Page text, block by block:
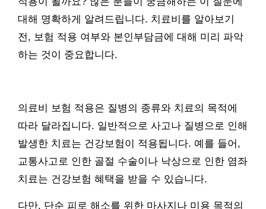
대해 명확하게 알려드립니다. 치료비를 알아보기
전, 보험 적용 여부와 본인부담금에 대해 미리 파악
하는 것이 중요합니다.
의료비 보험 적용은 질병의 종류와 치료의 목적에
따라 달라집니다. 일반적으로 사고나 질병으로 인해
발생한 치료는 건강보험이 적용됩니다. 예를 들어,
교통사고로 인한 골절 수술이나 낙상으로 인한 염좌
치료는 건강보험 혜택을 받을 수 있습니다.
다만, 단순 피로 해소를 위한 마사지나 미용 목적의